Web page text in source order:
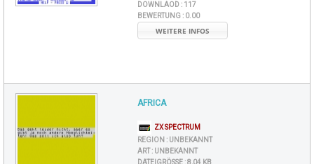
DOWNLAOD : 117
BEWERTUNG : 0.00
WEITERE INFOS
AFRICA
ZX SPECTRUM
REGION : UNBEKANNT
ART : UNBEKANNT
DATEIGRÖSSE : 8,04 KB